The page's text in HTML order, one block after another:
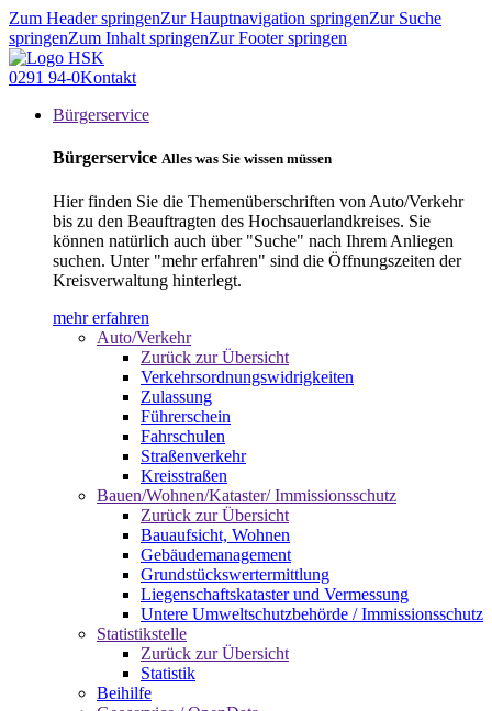
Zum Header springenZur Hauptnavigation springenZur Suche
springenZum Inhalt springenZur Footer springen
0291 94-0Kontakt
Bürgerservice
Bürgerservice Alles was Sie wissen müssen
Hier finden Sie die Themenüberschriften von Auto/Verkehr
bis zu den Beauftragten des Hochsauerlandkreises. Sie
können natürlich auch über "Suche" nach Ihrem Anliegen
suchen. Unter "mehr erfahren" sind die Öffnungszeiten der
Kreisverwaltung hinterlegt.
mehr erfahren
Auto/Verkehr
Zurück zur Übersicht
Verkehrsordnungswidrigkeiten
Zulassung
Führerschein
Fahrschulen
Straßenverkehr
Kreisstraßen
Bauen/Wohnen/Kataster/ Immissionsschutz
Zurück zur Übersicht
Bauaufsicht, Wohnen
Gebäudemanagement
Grundstückswertermittlung
Liegenschaftskataster und Vermessung
Untere Umweltschutzbehörde / Immissionsschutz
Statistikstelle
Zurück zur Übersicht
Statistik
Beihilfe